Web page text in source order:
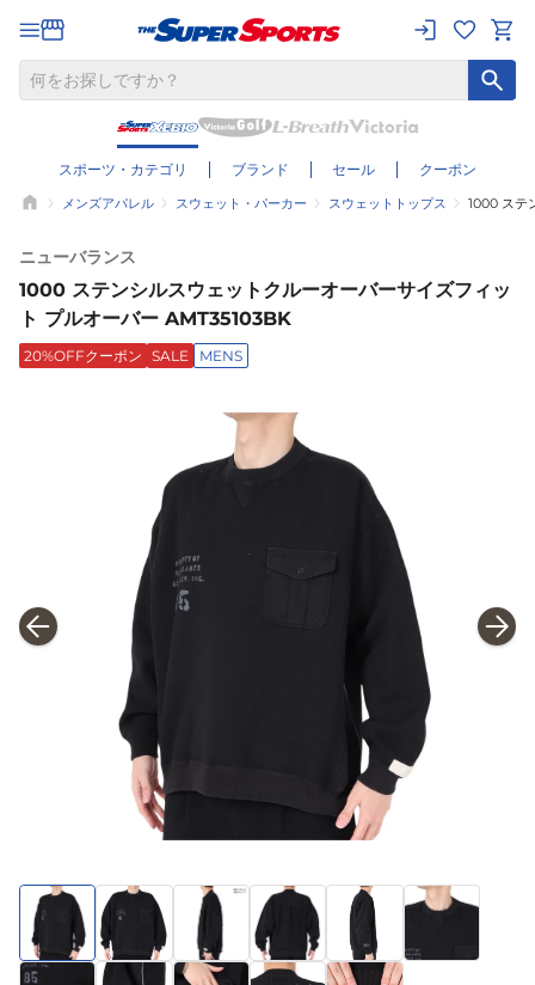
スポーツ・カテゴリ ブランド セール クーポン
メンズアパレル スウェット・パーカー スウェットトップス 1000 ステ
ニューバランス
1000 ステンシルスウェットクルーオーバーサイズフィッ
ト プルオーバー AMT35103BK
20%OFFクーポン SALE MENS